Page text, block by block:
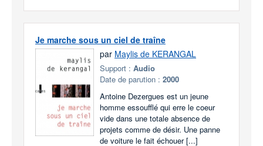
Je marche sous un ciel de traîne
par Maylis de KERANGAL
Support : Audio
Date de parution : 2000
Antoine Dezergues est un jeune
homme essoufflé qui erre le coeur
vide dans une totale absence de
projets comme de désir. Une panne
de voiture le fait échouer [...]